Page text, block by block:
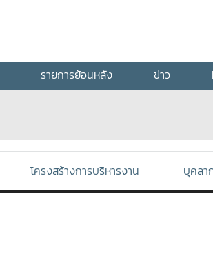
รายการย้อนหลัง ข่าว
โครงสร้างการบริหารงาน บุคลา